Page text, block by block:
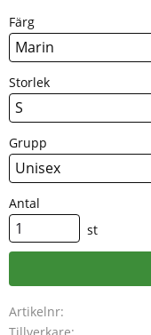
Färg
Storlek
Grupp
Antal
st
Artikelnr